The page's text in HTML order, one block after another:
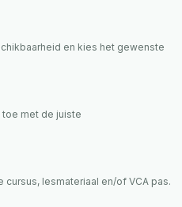
en kies het gewenste
met de juiste
lesmateriaal en/of VCA pas.